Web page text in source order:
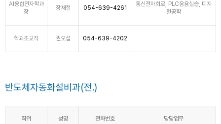
AI융합전자학과
장
장재철 054-639-4261
통신전자회로, PLC응용실습, 디지
털공학
학과조교직 권오섭 054-639-4202
반도체자동화설비과(전.)
직위 성명 전화번호 담당업무